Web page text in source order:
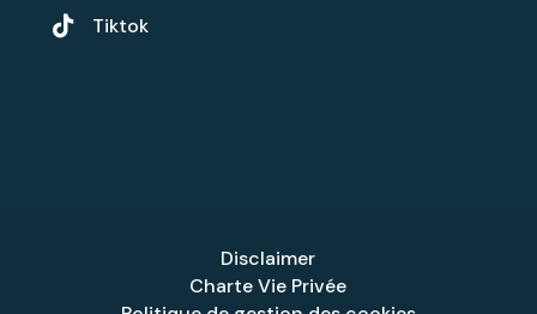

Tiktok
Disclaimer
Charte Vie Privée